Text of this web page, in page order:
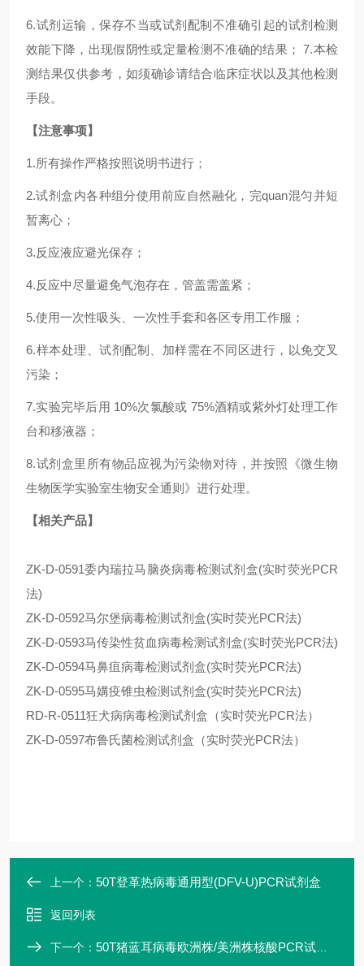
6.试剂运输，保存不当或试剂配制不准确引起的试剂检测
效能下降，出现假阴性或定量检测不准确的结果； 7.本检
测结果仅供参考，如须确诊请结合临床症状以及其他检测
手段。
【注意事项】
1.所有操作严格按照说明书进行；
2.试剂盒内各种组分使用前应自然融化，完quan混匀并短
暂离心；
3.反应液应避光保存；
4.反应中尽量避免气泡存在，管盖需盖紧；
5.使用一次性吸头、一次性手套和各区专用工作服；
6.样本处理、试剂配制、加样需在不同区进行，以免交叉
污染；
7.实验完毕后用 10%次氯酸或 75%酒精或紫外灯处理工作
台和移液器；
8.试剂盒里所有物品应视为污染物对待，并按照《微生物
生物医学实验室生物安全通则》进行处理。
【相关产品】
ZK-D-0591委内瑞拉马脑炎病毒检测试剂盒(实时荧光PCR
法)
ZK-D-0592马尔堡病毒检测试剂盒(实时荧光PCR法)
ZK-D-0593马传染性贫血病毒检测试剂盒(实时荧光PCR法)
ZK-D-0594马鼻疽病毒检测试剂盒(实时荧光PCR法)
ZK-D-0595马媾疫锥虫检测试剂盒(实时荧光PCR法)
RD-R-0511狂犬病病毒检测试剂盒（实时荧光PCR法）
ZK-D-0597布鲁氏菌检测试剂盒（实时荧光PCR法）
上一个： 50T登革热病毒通用型(DFV-U)PCR试剂盒
返回列表
下一个： 50T猪蓝耳病毒欧洲株/美洲株核酸PCR试剂盒